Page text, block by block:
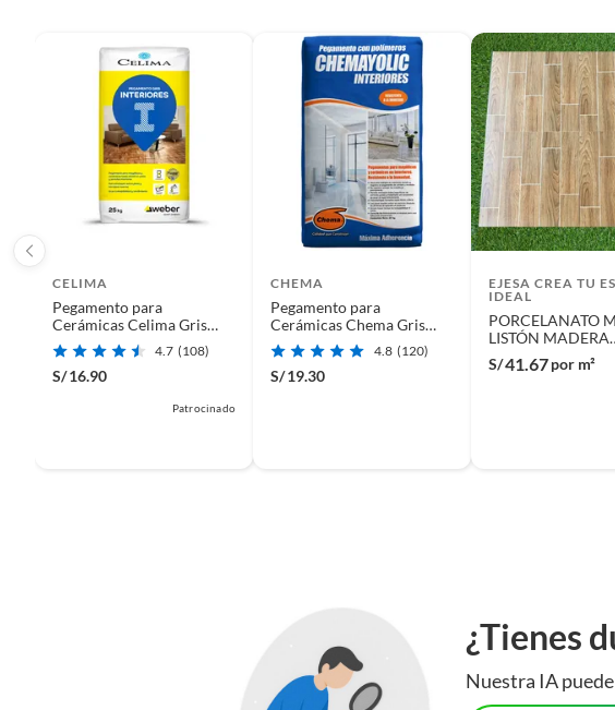
CELIMA
Pegamento para
Cerámicas Celima Gris
Interiores 25kg 4.7 (108)
S/16.90
Patrocinado
CHEMA
Pegamento para
Cerámicas Chema Gris
Interiores 25kg
4.8 (120)
S/19.30
EJESA CREA TU
IDEAL
PORCELANATO
LISTÓN MADERA
60X60cm 144m2
S/41.67por m²
¿Tienes
Nuestra IA